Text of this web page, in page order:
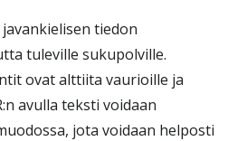
tiedon
tuleville sukupolville.
ovat alttiita vaurioille ja
avulla teksti voidaan
jota voidaan helposti